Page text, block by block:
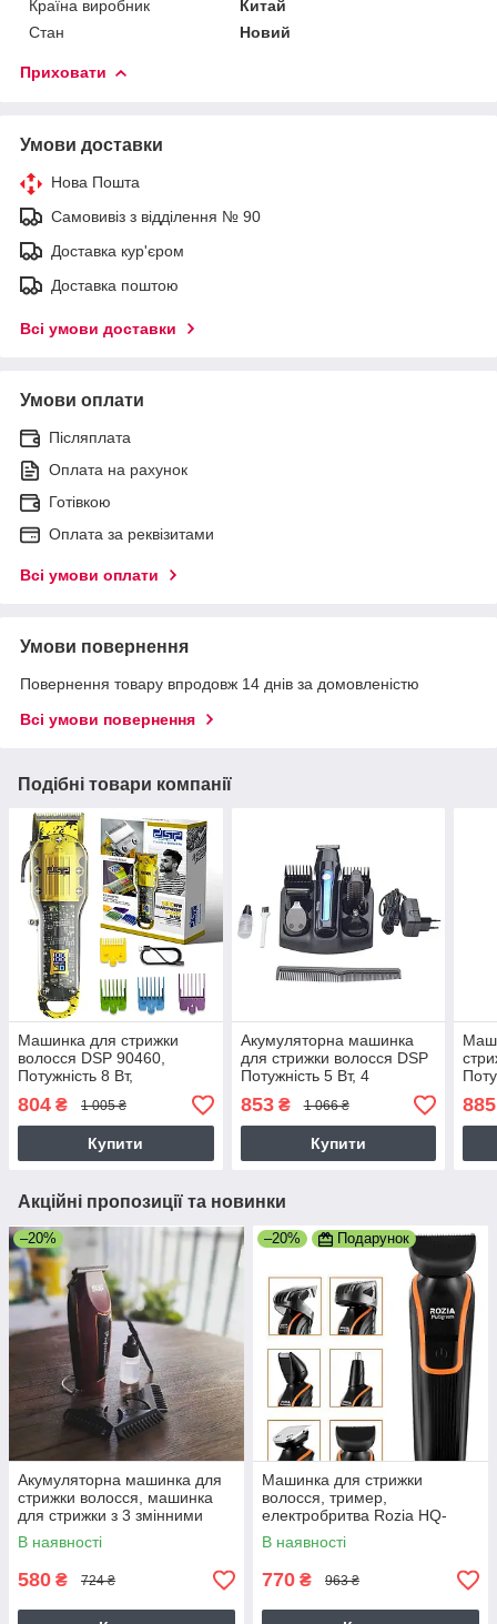
Країна виробник
Китай
Стан
Новий
Приховати
Умови доставки
Нова Пошта
Самовивіз з відділення № 90
Доставка кур'єром
Доставка поштою
Всі умови доставки
Умови оплати
Післяплата
Оплата на рахунок
Готівкою
Оплата за реквізитами
Всі умови оплати
Умови повернення
Повернення товару впродовж 14 днів за домовленістю
Всі умови повернення
Подібні товари компанії
Машинка для стрижки
волосся DSP 90460,
Потужність 8 Вт,
нержавіюча сталь (90460)
804 ₴ 1 005 ₴
Купити
Акумуляторна машинка
для стрижки волосся DSP
Потужність 5 Вт, 4
насадки, чорна (90315)
853₴ 1 066 ₴
Купити
885
Акційні пропозиції та новинки
–20%
Акумуляторна машинка для
стрижки волосся, машинка
для стрижки з 3 змінними
насадками бездротова, DSP-
90339-A
В наявності
580 ₴ 724 ₴
–20% Подарунок
Машинка для стрижки
волосся, тример,
електробритва Rozia HQ-
5100 (6 насадок)
В наявності
770 ₴ 963 ₴